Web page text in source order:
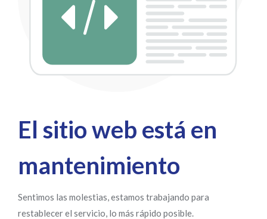
El sitio web está en
mantenimiento
Sentimos las molestias, estamos trabajando para
restablecer el servicio, lo más rápido posible.